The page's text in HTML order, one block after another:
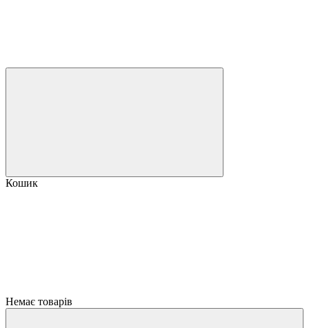
Кошик
Немає товарів